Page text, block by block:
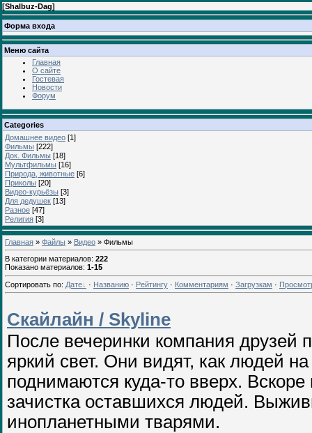
[Shalbuz-Dag]
Форма входа
Меню сайта
Главная
О сайте
Гостевая
Новости
Форум
Categories
Домашнее видео [1]
Фильмы [222]
Док. Фильмы [18]
Мультфильмы [16]
Природа, животные [6]
Приколы [20]
Видео-курьёзы [3]
Для дедушек [13]
Разное [47]
Религия [3]
Главная » Файлы » Видео » Фильмы
В категории материалов: 222
Показано материалов: 1-15
Сортировать по: Дате · Названию · Рейтингу · Комментариям · Загрузкам ·
Скайлайн / Skyline
После вечеринки компания друзей
яркий свет. Они видят, как людей
поднимаются куда-то вверх. Вскоре
зачистка оставшихся людей.
инопланетными тварями.